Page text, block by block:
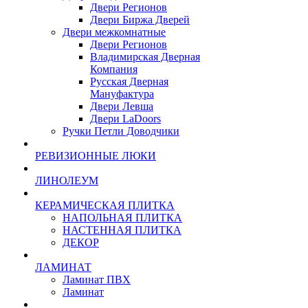
Двери Регионов
Двери Биржа Дверей
Двери межкомнатные
Двери Регионов
Владимирская Дверная
Компания
Русская Дверная
Мануфактура
Двери Левша
Двери LaDoors
Ручки Петли Доводчики
РЕВИЗИОННЫЕ ЛЮКИ
ЛИНОЛЕУМ
КЕРАМИЧЕСКАЯ ПЛИТКА
НАПОЛЬНАЯ ПЛИТКА
НАСТЕННАЯ ПЛИТКА
ДЕКОР
ЛАМИНАТ
Ламинат ПВХ
Ламинат